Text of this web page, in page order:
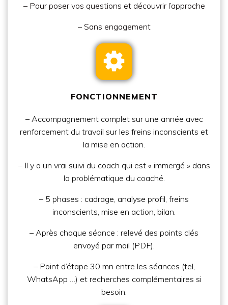
– Pour poser vos questions et découvrir l’approche
– Sans engagement
FONCTIONNEMENT
– Accompagnement complet sur une année avec
renforcement du travail sur les freins inconscients et
la mise en action.
– Il y a un vrai suivi du coach qui est « immergé » dans
la problématique du coaché.
– 5 phases : cadrage, analyse profil, freins
inconscients, mise en action, bilan.
– Après chaque séance : relevé des points clés
envoyé par mail (PDF).
– Point d’étape 30 mn entre les séances (tel,
WhatsApp …) et recherches complémentaires si
besoin.